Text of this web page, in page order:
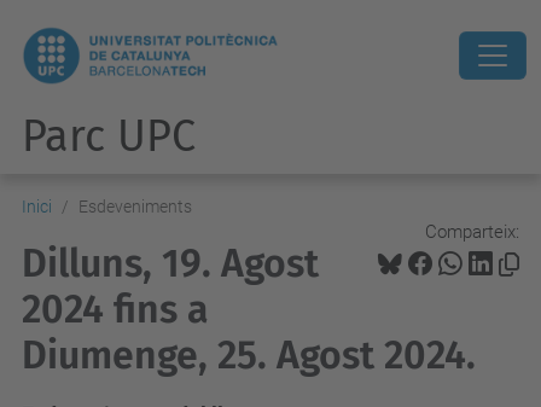
Parc UPC
Inici Esdeveniments
Comparteix:
Dilluns, 19. Agost
2024 fins a
Diumenge, 25. Agost 2024.